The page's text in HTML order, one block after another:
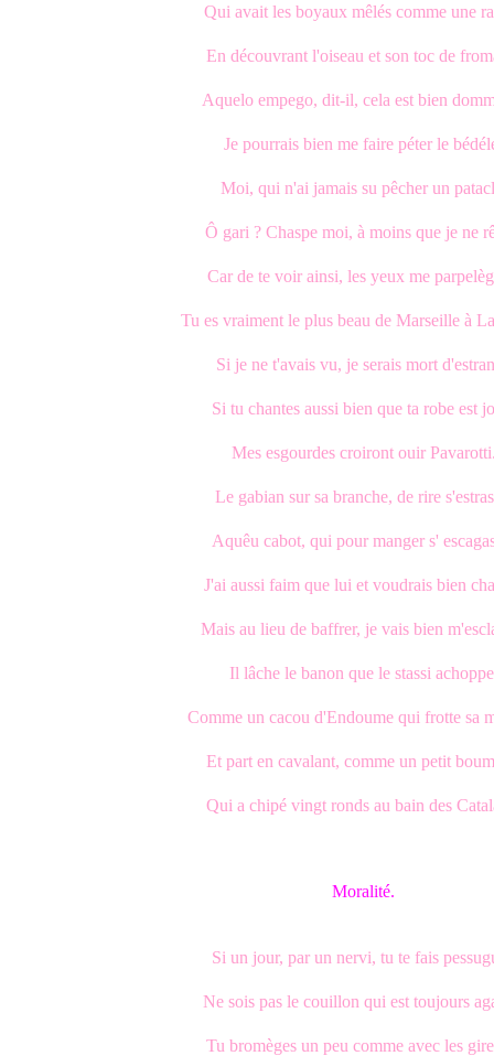
Qui avait les boyaux mêlés comme une
En découvrant l'oiseau et son toc de
Aquelo empego, dit-il, cela est bien
Je pourrais bien me faire péter le
Moi, qui n'ai jamais su pêcher un
Ô gari ? Chaspe moi, à moins que je ne
Car de te voir ainsi, les yeux me
Tu es vraiment le plus beau de Marseille à
Si je ne t'avais vu, je serais mort
Si tu chantes aussi bien que ta robe est
Mes esgourdes croiront ouir
Le gabian sur sa branche, de rire
Aquêu cabot, qui pour manger s'
J'ai aussi faim que lui et voudrais bien
Mais au lieu de baffrer, je vais bien
Il lâche le banon que le stassi
Comme un cacou d'Endoume qui frotte sa
Et part en cavalant, comme un petit
Qui a chipé vingt ronds au bain des
Moralité.
Si un jour, par un nervi, tu te fais
Ne sois pas le couillon qui est toujours
Tu bromèges un peu comme avec les